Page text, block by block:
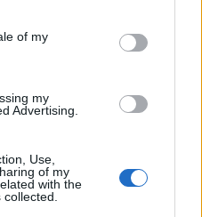
purposes in below Google
of my
my
Advertising.
Use,
of my
with the
ΕΔΩ
ΔΕΝ ΠΛΗΡΩΣΑΝ